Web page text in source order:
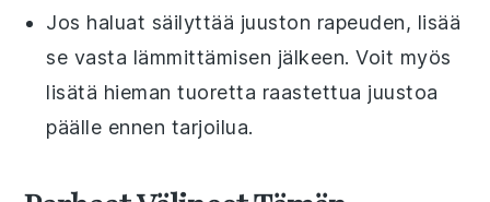
Jos haluat säilyttää juuston rapeuden, lisää
se vasta lämmittämisen jälkeen. Voit myös
lisätä hieman tuoretta raastettua juustoa
päälle ennen tarjoilua.